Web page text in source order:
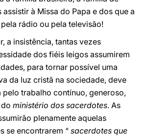
à Missa do Papa e dos que a
rádio ou pela televisão!
a insistência, tantas vezes
dos fiéis leigos assumirem
para tornar possível uma
da luz cristã na sociedade, deve
trabalho contínuo, generoso,
ministério dos sacerdotes. As
plenamente aquelas
se encontrarem “ sacerdotes que